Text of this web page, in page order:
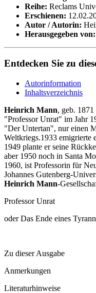
Reihe: Reclams
Erschienen:
Autor / Autorin:
Herausgegeben von:
Entdecken Sie zu
Autorinformation
Inhaltsverzeichnis
Heinrich Mann, geb.
"Professor Unrat" im Jahr
"Der Untertan", nur einen
Weltkriegs.1933 emigrierte
1949 plante er seine
aber 1950 noch in Santa
1960, ist Professorin für
Johannes Gutenberg-
Heinrich Mann-
Professor Unrat
oder Das Ende eines
Zu dieser Ausgabe
Anmerkungen
Literaturhinweise